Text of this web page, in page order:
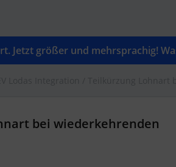
Jetzt größer und mehrsprachig!
bei wiederkehrenden